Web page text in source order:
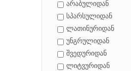
არაბულიდან
სპარსულიდან
ლათინურიდან
უნგრულიდან
შვედურიდან
ლიტვურიდან